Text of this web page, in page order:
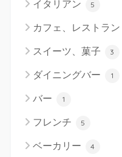
イタリアン 5
カフェ、レストラン
スイーツ、菓子 3
ダイニングバー 1
バー 1
フレンチ 5
ベーカリー 4